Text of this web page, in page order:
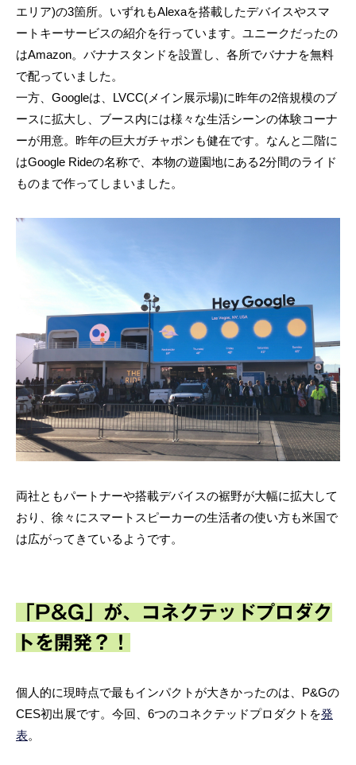
エリア)の3箇所。いずれもAlexaを搭載したデバイスやスマ
ートキーサービスの紹介を行っています。ユニークだったの
はAmazon。バナナスタンドを設置し、各所でバナナを無料
で配っていました。
一方、Googleは、LVCC(メイン展示場)に昨年の2倍規模のブ
ースに拡大し、ブース内には様々な生活シーンの体験コーナ
ーが用意。昨年の巨大ガチャポンも健在です。なんと二階に
はGoogle Rideの名称で、本物の遊園地にある2分間のライド
ものまで作ってしまいました。
両社ともパートナーや搭載デバイスの裾野が大幅に拡大して
おり、徐々にスマートスピーカーの生活者の使い方も米国で
は広がってきているようです。
「P&G」が、コネクテッドプロダク
トを開発？！
個人的に現時点で最もインパクトが大きかったのは、P&Gの
CES初出展です。今回、6つのコネクテッドプロダクトを発
表。